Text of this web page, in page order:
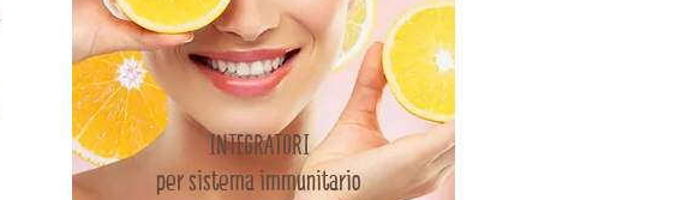
INTEGRATORI
per sistema immunitario